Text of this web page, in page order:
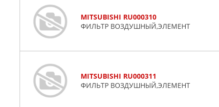
MITSUBISHI RU000310
ФИЛЬТР ВОЗДУШНЫЙ,ЭЛЕМЕНТ
MITSUBISHI RU000311
ФИЛЬТР ВОЗДУШНЫЙ,ЭЛЕМЕНТ